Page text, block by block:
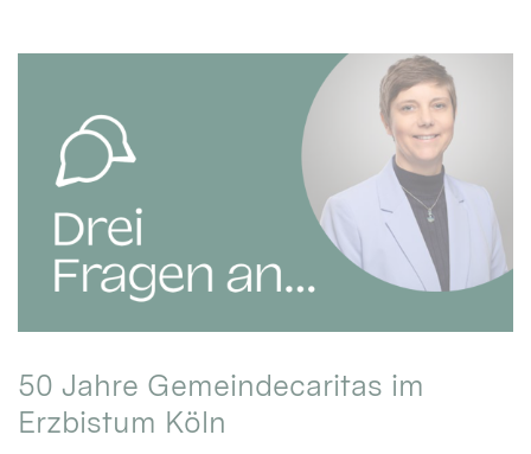
50 Jahre Gemeindecaritas im
Erzbistum Köln